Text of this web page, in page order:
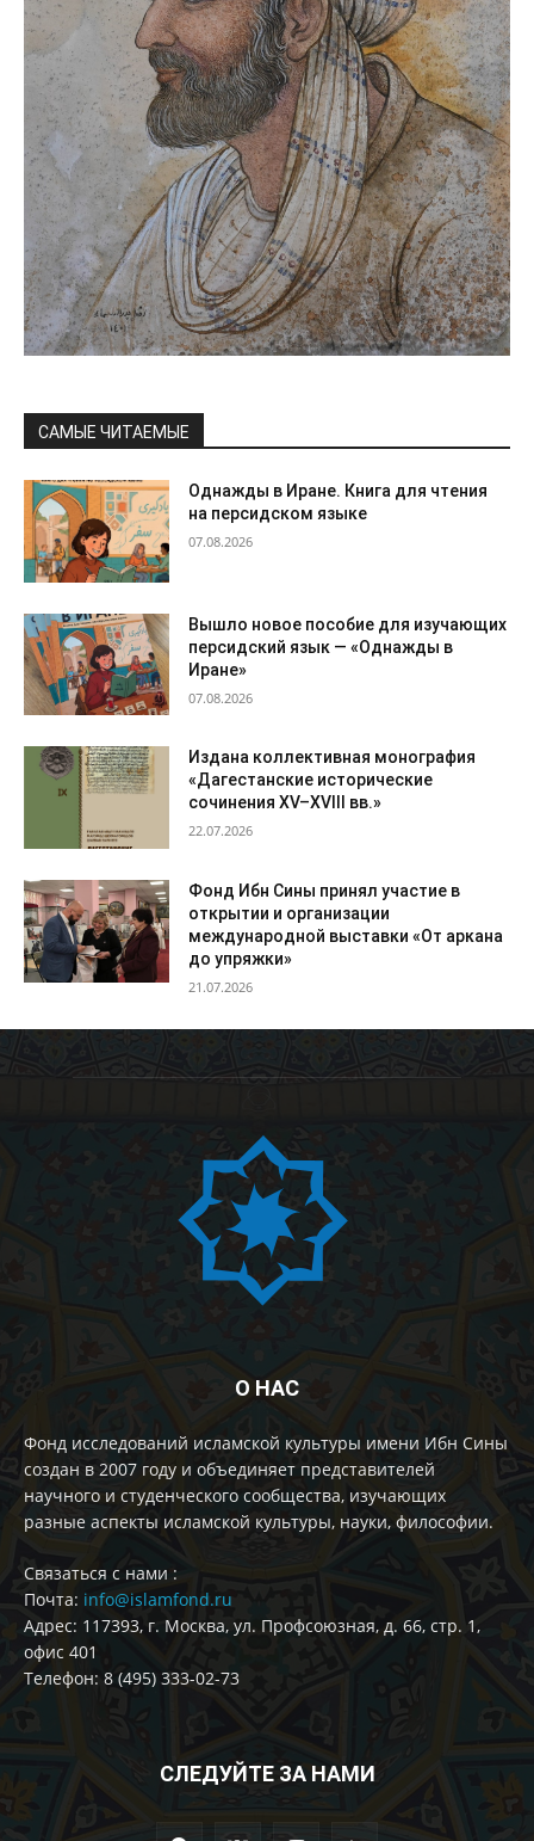
САМЫЕ ЧИТАЕМЫЕ
Однажды в Иране. Книга для чтения
на персидском языке
07.08.2026
Вышло новое пособие для изучающих
персидский язык — «Однажды в
Иране»
07.08.2026
Издана коллективная монография
«Дагестанские исторические
сочинения XV–XVIII вв.»
22.07.2026
Фонд Ибн Сины принял участие в
открытии и организации
международной выставки «От аркана
до упряжки»
21.07.2026
О НАС
Фонд исследований исламской культуры имени Ибн Сины
создан в 2007 году и объединяет представителей
научного и студенческого сообщества, изучающих
разные аспекты исламской культуры, науки, философии.
Cвязаться с нами :
Почта: info@islamfond.ru
Адрес: 117393, г. Москва, ул. Профсоюзная, д. 66, стр. 1,
офис 401
Телефон: 8 (495) 333-02-73
СЛЕДУЙТЕ ЗА НАМИ